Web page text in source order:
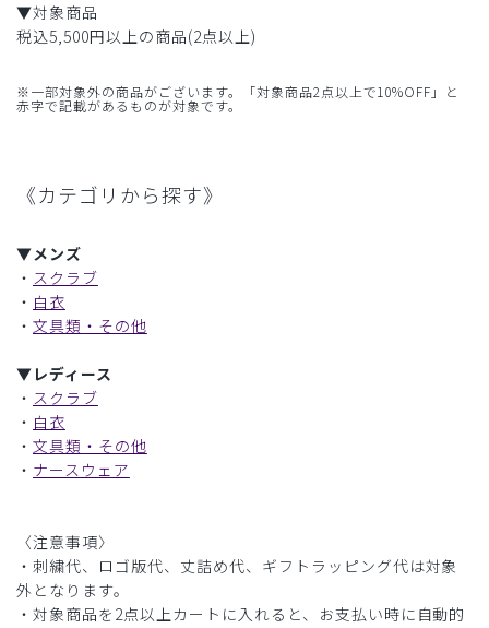
▼対象商品
税込5,500円以上の商品(2点以上)
※一部対象外の商品がございます。「対象商品2点以上で10%OFF」と
赤字で記載があるものが対象です。
《カテゴリから探す》
▼メンズ
・ スクラブ
・ 白衣
・ 文具類・その他
▼レディース
・ スクラブ
・ 白衣
・ 文具類・その他
・ ナースウェア
〈注意事項〉
・刺繍代、ロゴ版代、丈詰め代、ギフトラッピング代は対象
外となります。
・対象商品を2点以上カートに入れると、お支払い時に自動的